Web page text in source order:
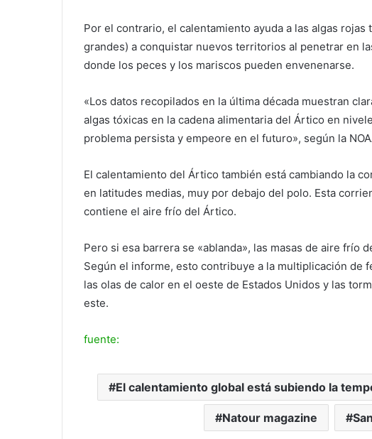
Por el contrario, el calentamiento ayuda a las algas
grandes) a conquistar nuevos territorios al penetrar en
donde los peces y los mariscos pueden envenenarse.
«Los datos recopilados en la última década muestran
algas tóxicas en la cadena alimentaria del Ártico en
problema persista y empeore en el futuro», según la
El calentamiento del Ártico también está cambiando la
en latitudes medias, muy por debajo del polo. Esta
contiene el aire frío del Ártico.
Pero si esa barrera se «ablanda», las masas de aire frío
Según el informe, esto contribuye a la multiplicación de
las olas de calor en el oeste de Estados Unidos y las
este.
fuente:
El calentamiento global está subiendo la
Natour magazine